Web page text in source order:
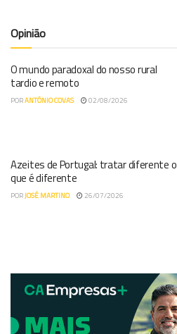
Opinião
O mundo paradoxal do nosso rural
tardio e remoto
PORANTÓNIO COVAS 02/08/2026
Azeites de Portugal: tratar diferente o
que é diferente
PORJOSÉ MARTINO 26/07/2026